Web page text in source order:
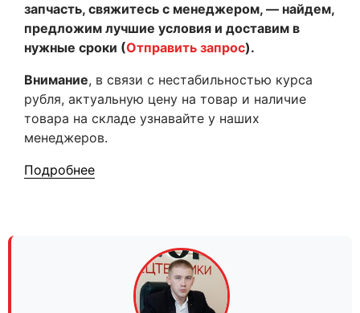
запчасть, свяжитесь с менеджером, — найдем,
предложим лучшие условия и доставим в
нужные сроки (Отправить запрос).
Внимание, в связи с нестабильностью курса
рубля, актуальную цену на товар и наличие
товара на складе узнавайте у наших
менеджеров.
Подробнее